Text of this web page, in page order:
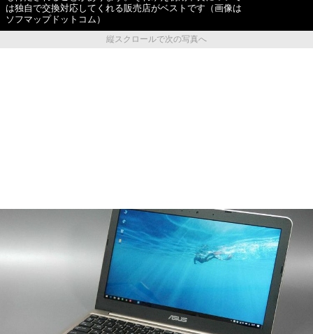
は独自で交換対応してくれる販売店がベストです（画像は
ソフマップドットコム）
縦スクロールで次の写真へ